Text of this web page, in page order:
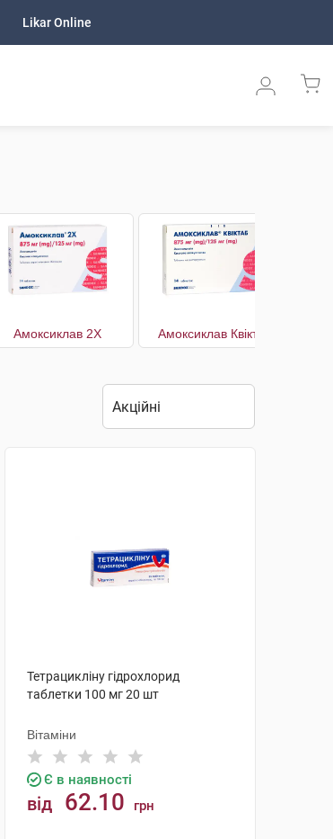
Likar Online
Амоксиклав 2Х Амоксиклав Квіктаб
Тетрацикліну гідрохлорид
таблетки 100 мг 20 шт
Вітаміни
Є в наявності
від 62.10 грн